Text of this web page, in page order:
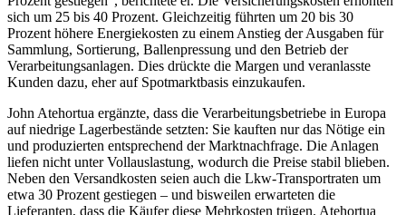
sich um 25 bis 40 Prozent. Gleichzeitig führten um 20 bis 30
Prozent höhere Energiekosten zu einem Anstieg der Ausgaben für
Sammlung, Sortierung, Ballenpressung und den Betrieb der
Verarbeitungsanlagen. Dies drückte die Margen und veranlasste
Kunden dazu, eher auf Spotmarktbasis einzukaufen.
John Atehortua ergänzte, dass die Verarbeitungsbetriebe in Europa
auf niedrige Lagerbestände setzten: Sie kauften nur das Nötige ein
und produzierten entsprechend der Marktnachfrage. Die Anlagen
liefen nicht unter Vollauslastung, wodurch die Preise stabil blieben.
Neben den Versandkosten seien auch die Lkw-Transportraten um
etwa 30 Prozent gestiegen – und bisweilen erwarteten die
Lieferanten, dass die Käufer diese Mehrkosten trügen. Atehortua